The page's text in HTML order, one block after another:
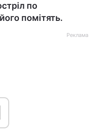
по
помітять.
Реклама